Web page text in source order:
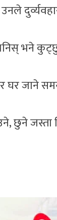
भने
घर जाने
छुने जस्ता